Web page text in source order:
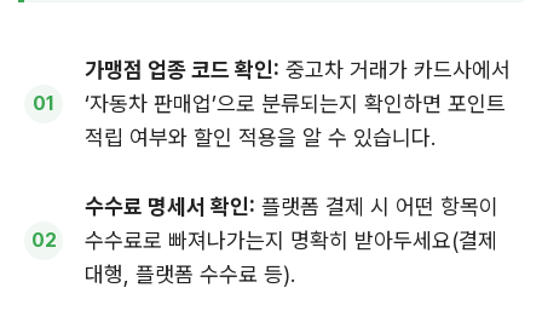
가맹점 업종 코드 확인: 중고차 거래가 카드사에서
‘자동차 판매업’으로 분류되는지 확인하면 포인트
적립 여부와 할인 적용을 알 수 있습니다.
수수료 명세서 확인: 플랫폼 결제 시 어떤 항목이
수수료로 빠져나가는지 명확히 받아두세요(결제
대행, 플랫폼 수수료 등).